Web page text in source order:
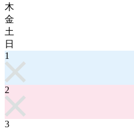
木
金
土
日
1
2
3